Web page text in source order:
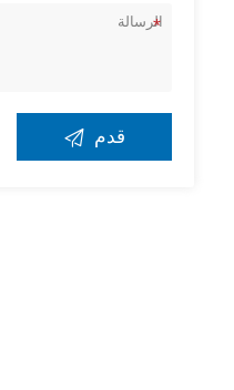
قدم 